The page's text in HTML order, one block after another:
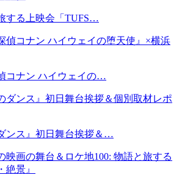
する上映会「TUFS…
コナン ハイウェイの…
ンス』初日舞台挨拶＆…